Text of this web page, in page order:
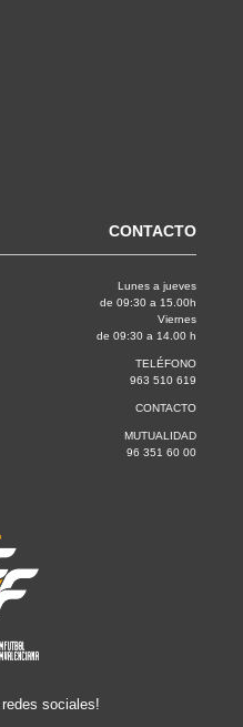
CONTACTO
Lunes a jueves
de 09:30 a 15.00h
Viernes
de 09:30 a 14.00 h
TELÉFONO
963 510 619
CONTACTO
MUTUALIDAD
96 351 60 00
sociales!